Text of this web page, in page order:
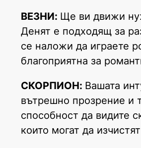
ВЕЗНИ: Ще ви движи
Денят е подходящ за
се наложи да играете
благоприятна за
СКОРПИОН: Вашата
вътрешно прозрение и
способност да видите
които могат да